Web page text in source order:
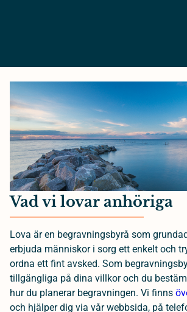
Vad vi lovar anhöriga
Lova är en begravningsbyrå som
erbjuda människor i sorg ett enkelt och
ordna ett fint avsked. Som
tillgängliga på dina villkor och du
hur du planerar begravningen. Vi finns
och hjälper dig via vår webbsida, på